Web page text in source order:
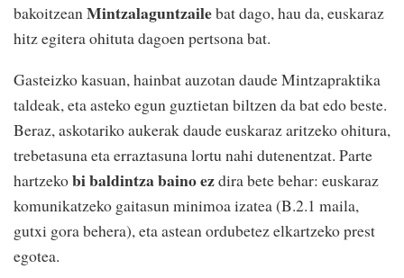
bakoitzeanMintzalaguntzailebat dago, hau da, euskaraz
hitz egitera ohituta dagoen pertsona bat.
Gasteizko kasuan, hainbat auzotan daude Mintzapraktika
taldeak, eta asteko egun guztietan biltzen da bat edo beste.
Beraz, askotariko aukerak daude euskaraz aritzeko ohitura,
trebetasuna eta erraztasuna lortu nahi dutenentzat. Parte
hartzekobi baldintza baino ezdira bete behar: euskaraz
komunikatzeko gaitasun minimoa izatea (B.2.1 maila,
gutxi gora behera), eta astean ordubetez elkartzeko prest
egotea.